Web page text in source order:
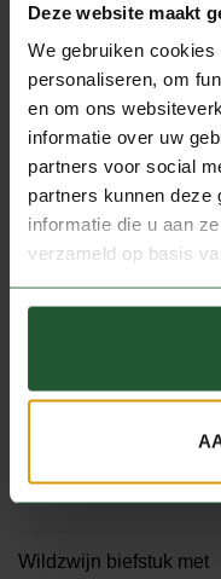
Deze website maakt
We gebruiken
personaliseren, om
en om ons
informatie over uw
partners voor social
partners kunnen deze
informatie die u aan
verzameld op basis
bruingebakken is.
uur op laag vuur.
rozemarijn en
minuten zacht
Verwarm de oven op
Vul de
een plakje
Bestrijk het deeg
Calorieën:
Wildzwijn biefstuk met